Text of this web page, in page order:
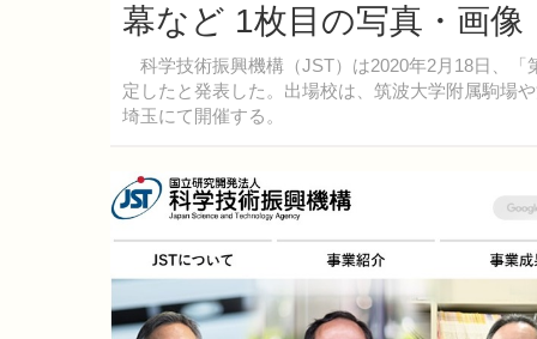
幕など 1枚目の写真・画像
科学技術振興機構（JST）は2020年2月18日、「
定したと発表した。出場校は、筑波大学附属駒場
埼玉にて開催する。